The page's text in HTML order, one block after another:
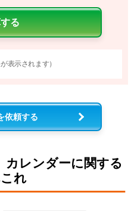
表示されます）
依頼する
カレンダーに関する
れ